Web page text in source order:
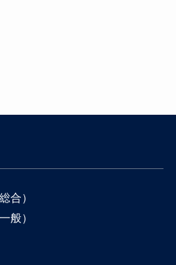
合）
般）